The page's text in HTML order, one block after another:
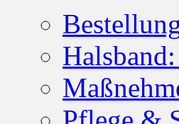
Preisliste
Zu teuer?
English –